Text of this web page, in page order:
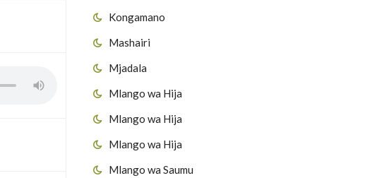
Kongamano
Mashairi
Mjadala
Mlango wa Hija
Mlango wa Hija
Mlango wa Hija
Mlango wa Saumu